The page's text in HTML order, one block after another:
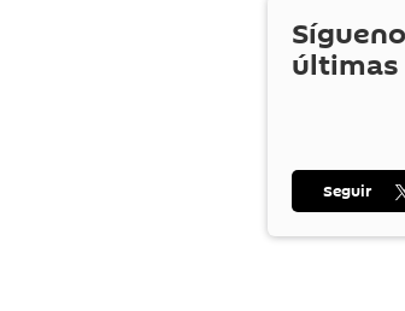
últimas
Seguir